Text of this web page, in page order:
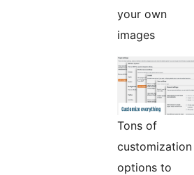
your own
images
Tons of
customization
options to